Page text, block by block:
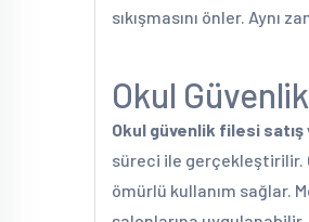
sıkışmasını önler.
Okul
Okul güvenlik filesi
süreci ile gerçekleştirilir.
ömürlü kullanım sağlar.